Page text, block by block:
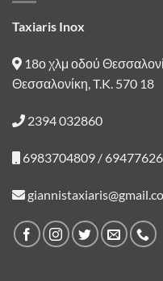
Taxiaris Inox
18ο χλμ οδού
Θεσσαλονίκη, T.K. 570 18
2394 032860
6983704809 /